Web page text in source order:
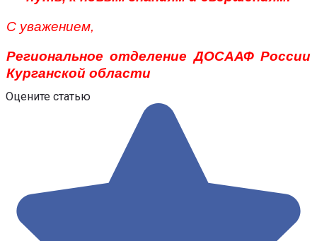
С уважением,
Региональное отделение ДОСААФ России
Курганской области
Оцените статью